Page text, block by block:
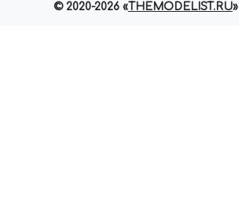
© 2020-2026 «THEMODELIST.RU»